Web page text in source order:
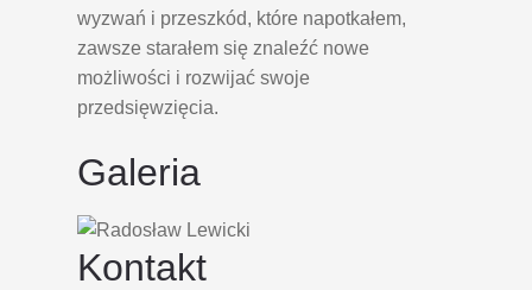
wyzwań i przeszkód, które napotkałem,
zawsze starałem się znaleźć nowe
możliwości i rozwijać swoje
przedsięwzięcia.
Galeria
Kontakt